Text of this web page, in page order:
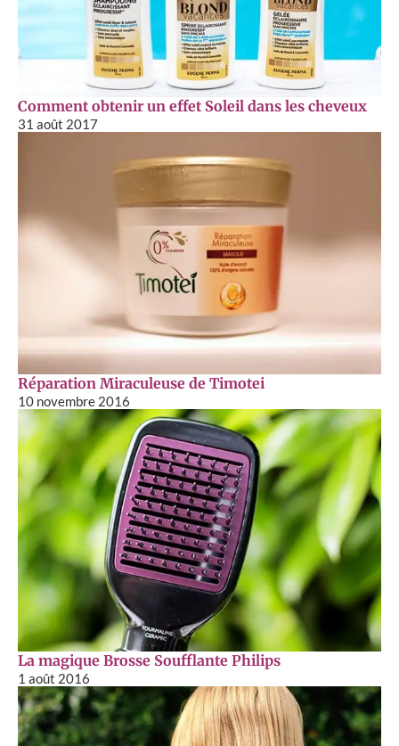
Comment obtenir un effet Soleil dans les cheveux
31 août 2017
Réparation Miraculeuse de Timotei
10 novembre 2016
La magique Brosse Soufflante Philips
1 août 2016